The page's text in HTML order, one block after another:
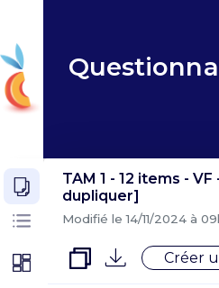
TAM 1 - 12 items -
dupliquer]
Modifié le 14/11/2024 à
Créer